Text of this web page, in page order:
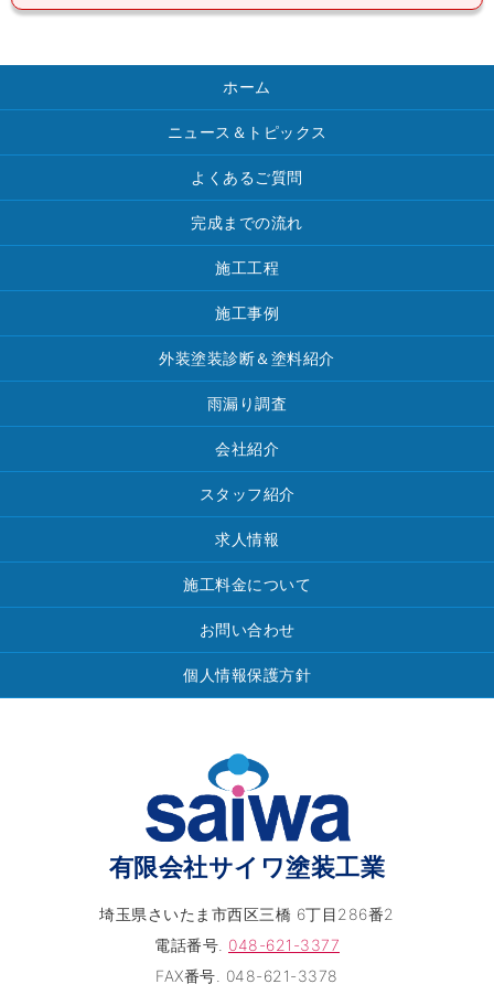
ホーム
ニュース＆トピックス
よくあるご質問
完成までの流れ
施工工程
施工事例
外装塗装診断＆塗料紹介
雨漏り調査
会社紹介
スタッフ紹介
求人情報
施工料金について
お問い合わせ
個人情報保護方針
有限会社サイワ塗装工業
埼玉県さいたま市西区三橋 6丁目286番2
電話番号. 048-621-3377
FAX番号. 048-621-3378